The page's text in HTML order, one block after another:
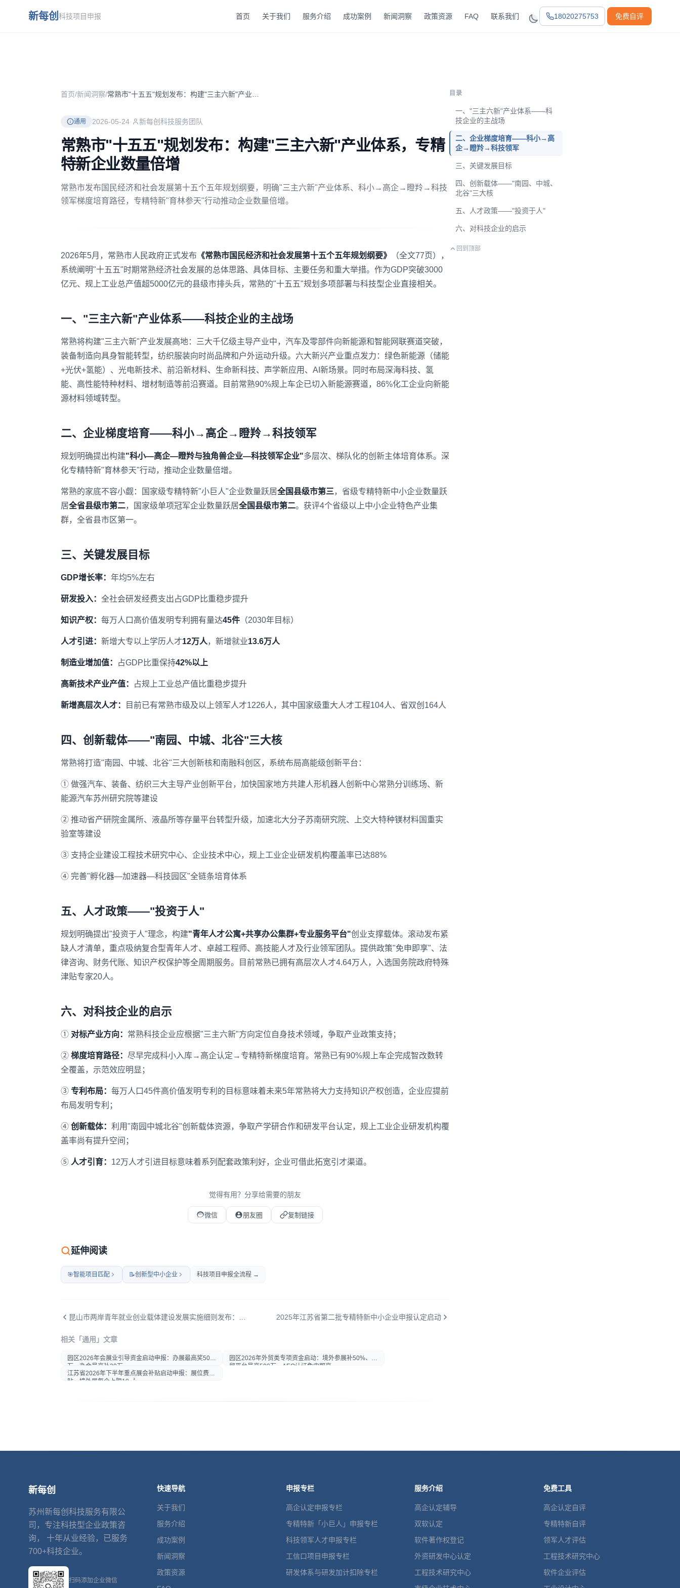
新每创 科技项目申报 首页 关于我们 服务介绍 成功案例 新闻洞察 政策资源 FAQ 联系我们 18020275753 免费自评
首页/新闻洞察/
通用 2026-05-24· 新每创科技服务团队
常熟市"十五五"规划发布：构建"三主六新"产业体系，专精
特新企业数量倍增
常熟市发布国民经济和社会发展第十五个五年规划纲要，明确"三主六新"产业体系、科小→高企→瞪羚→科技
领军梯度培育路径，专精特新"育林参天"行动推动企业数量倍增。
2026年5月，常熟市人民政府正式发布 《常熟市国民经济和社会发展第十五个五年规划纲要》
（全文77页），
系统阐明"十五五"时期常熟经济社会发展的总体思路、具体目标、主要任务和重大举措。作为GDP突破3000
亿元、规上工业总产值超5000亿元的县级市排头兵，常熟的"十五五"规划多项部署与科技型企业直接相关。
一、"三主六新"产业体系——科技企业的主战场
常熟将构建"三主六新"产业发展高地：三大千亿级主导产业中，汽车及零部件向新能源和智能网联赛道突破，
装备制造向具身智能转型，纺织服装向时尚品牌和户外运动升级。六大新兴产业重点发力：绿色新能源（储能
+光伏+氢能）、光电新技术、前沿新材料、生命新科技、声学新应用、AI新场景。同时布局深海科技、氢
能、高性能特种材料、增材制造等前沿赛道。目前常熟90%规上车企已切入新能源赛道，86%化工企业向新能
源材料领域转型。
二、企业梯度培育——科小→高企→瞪羚→科技领军
规划明确提出构建"科小—高企—瞪羚与独角兽企业—科技领军企业"多层次、梯队化的创新主体培育体系。深
化专精特新"育林参天"行动，推动企业数量倍增。
常熟的家底不容小觑：国家级专精特新"小巨人"企业数量跃居全国县级市第三，省级专精特新中小企业数量跃
居全省县级市第二，国家级单项冠军企业数量跃居全国县级市第二。获评4个省级以上中小企业特色产业集
群，全省县市区第一。
三、关键发展目标
GDP增长率： 年均5%左右
研发投入： 全社会研发经费支出占GDP比重稳步提升
知识产权： 每万人口高价值发明专利拥有量达45件 （2030年目标）
人才引进： 新增大专以上学历人才12万人，新增就业13.6万人
制造业增加值： 占GDP比重保持42%以上
高新技术产业产值： 占规上工业总产值比重稳步提升
新增高层次人才： 目前已有常熟市级及以上领军人才1226人，其中国家级重大人才工程104人、省双创164人
四、创新载体——"南园、中城、北谷"三大核
常熟将打造"南园、中城、北谷"三大创新核和南融科创区，系统布局高能级创新平台：
① 做强汽车、装备、纺织三大主导产业创新平台，加快国家地方共建人形机器人创新中心常熟分训练场、新
能源汽车苏州研究院等建设
② 推动省产研院金属所、液晶所等存量平台转型升级，加速北大分子苏南研究院、上交大特种镁材料国重实
验室等建设
③ 支持企业建设工程技术研究中心、企业技术中心，规上工业企业研发机构覆盖率已达88%
④ 完善"孵化器—加速器—科技园区"全链条培育体系
五、人才政策——"投资于人"
规划明确提出"投资于人"理念，构建"青年人才公寓+共享办公集群+专业服务平台"创业支撑载体。滚动发布紧
缺人才清单，重点吸纳复合型青年人才、卓越工程师、高技能人才及行业领军团队。提供政策"免申即享"、法
律咨询、财务代账、知识产权保护等全周期服务。目前常熟已拥有高层次人才4.64万人，入选国务院政府特殊
津贴专家20人。
六、对科技企业的启示
① 对标产业方向： 常熟科技企业应根据"三主六新"方向定位自身技术领域，争取产业政策支持；
② 梯度培育路径： 尽早完成科小入库→高企认定→专精特新梯度培育。常熟已有90%规上车企完成智改数转
全覆盖，示范效应明显；
③ 专利布局： 每万人口45件高价值发明专利的目标意味着未来5年常熟将大力支持知识产权创造，企业应提前
布局发明专利；
④ 创新载体： 利用"南园中城北谷"创新载体资源，争取产学研合作和研发平台认定，规上工业企业研发机构覆
盖率尚有提升空间；
⑤ 人才引育： 12万人才引进目标意味着系列配套政策利好，企业可借此拓宽引才渠道。
觉得有用？分享给需要的朋友
微信 朋友圈 复制链接
微信扫码打开本文
在微信内打开后分享给好友或
延伸阅读
🎯智能项目匹配 📝创新型中小企业 科技项目申报全流程 →
2025年江苏省第二批专精特新中小企业申报认定启动
相关「通用」文章
园区2026年会展业引导资金启动申报：办展最高奖50
万，办会最高补30万
园区2026年外贸类专项资金启动：境外参展补50%、外
贸平台最高500万、AEO认证免申即享
江苏省2026年下半年重点展会补贴启动申报：展位费补
贴，境外展每企上限18㎡
目录
一、"三主六新"产业体系——科
技企业的主战场
二、企业梯度培育——科小→高
企→瞪羚→科技领军
三、关键发展目标
四、创新载体——"南园、中城、
北谷"三大核
五、人才政策——"投资于人"
六、对科技企业的启示
回到顶部
新每创
苏州新每创科技服务有限公
司，专注科技型企业政策咨
询， 十年从业经验，已服务
700+科技企业。
扫码添加企业微信
快速导航
关于我们
服务介绍
成功案例
新闻洞察
政策资源
申报专栏
高企认定申报专栏
专精特新「小巨人」申报专栏
科技领军人才申报专栏
工信口项目申报专栏
研发体系与研发加计扣除专栏
服务介绍
高企认定辅导
双软认定
软件著作权登记
外资研发中心认定
工程技术研究中心
免费工具
高企认定自评
专精特新自评
领军人才评估
工程技术研究中心
软件企业评估